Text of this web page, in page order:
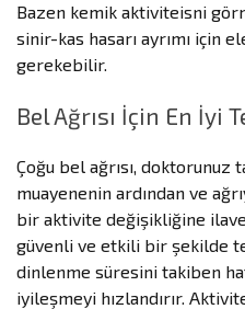
Bazen kemik aktiviteisni
sinir-kas hasarı ayrımı için
gerekebilir.
Bel Ağrısı İçin En İyi
Çoğu bel ağrısı, doktorunuz
muayenenin ardından ve
bir aktivite değişikliğine
güvenli ve etkili bir şekilde
dinlenme süresini takiben
iyileşmeyi hızlandırır.